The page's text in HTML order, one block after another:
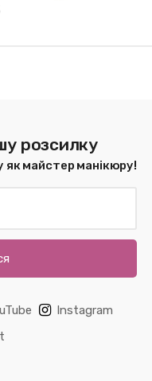
розсилку
як майстер манікюру!
Instagram